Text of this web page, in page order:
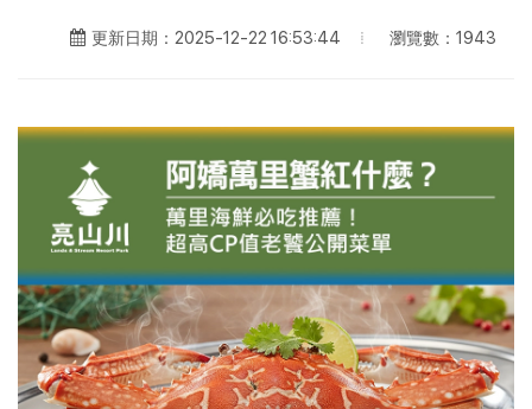
更新日期：2025-12-22 16:53:44 瀏覽數：1943